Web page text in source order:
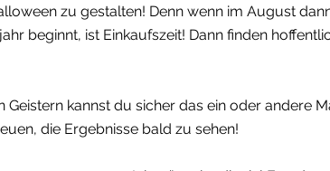
zu gestalten! Denn wenn im August
beginnt, ist Einkaufszeit! Dann finden
Geistern kannst du sicher das ein oder andere
die Ergebnisse bald zu sehen!